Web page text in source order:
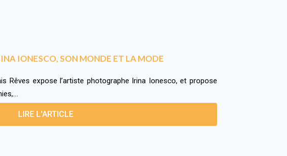
IONESCO, SON MONDE ET LA MODE
Rêves expose l’artiste photographe Irina Ionesco, et propose
LIRE L'ARTICLE